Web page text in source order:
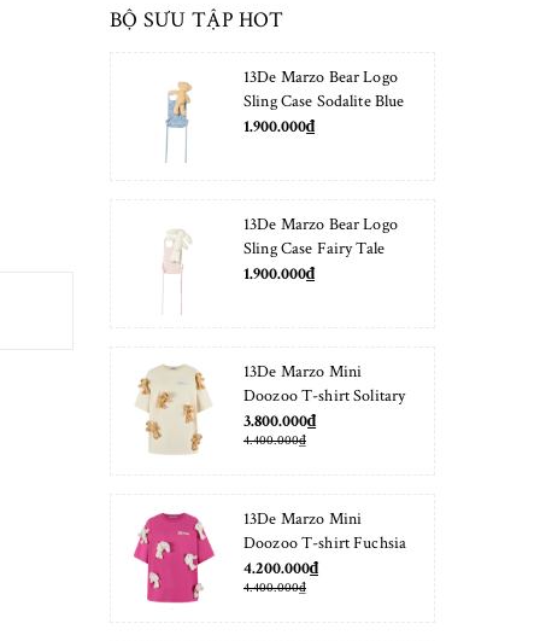
BỘ SƯU TẬP HOT
13De Marzo Bear Logo
Sling Case Sodalite Blue
1.900.000₫
13De Marzo Bear Logo
Sling Case Fairy Tale
1.900.000₫
13De Marzo Mini
Doozoo T-shirt Solitary
Star
3.800.000₫
4.400.000₫
13De Marzo Mini
Doozoo T-shirt Fuchsia
Fedora
4.200.000₫
4.400.000₫